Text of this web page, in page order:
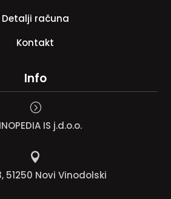
Detalji računa
Kontakt
Info
=
IS j.d.o.o.

51250 Novi Vinodolski